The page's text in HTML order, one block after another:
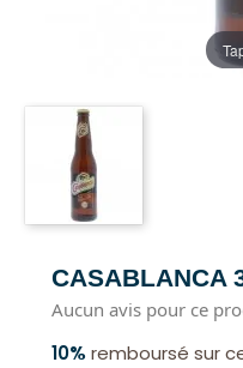
CASABLANCA
Aucun avis pour ce
10% remboursé sur